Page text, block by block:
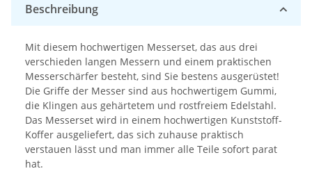
Beschreibung
Mit diesem hochwertigen Messerset, das aus drei
verschieden langen Messern und einem praktischen
Messerschärfer besteht, sind Sie bestens ausgerüstet!
Die Griffe der Messer sind aus hochwertigem Gummi,
die Klingen aus gehärtetem und rostfreiem Edelstahl.
Das Messerset wird in einem hochwertigen Kunststoff-
Koffer ausgeliefert, das sich zuhause praktisch
verstauen lässt und man immer alle Teile sofort parat
hat.